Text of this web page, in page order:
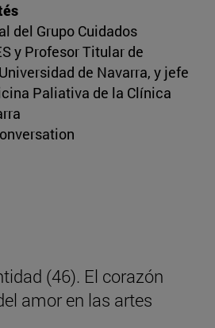
del Grupo Cuidados
y Profesor Titular de
de Navarra, y jefe
Paliativa de la Clínica
(46). El corazón
amor en las artes